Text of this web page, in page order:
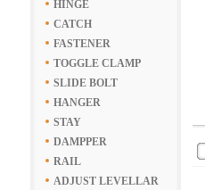
HINGE
CATCH
FASTENER
TOGGLE CLAMP
SLIDE BOLT
HANGER
STAY
DAMPPER
RAIL
ADJUST LEVELLAR